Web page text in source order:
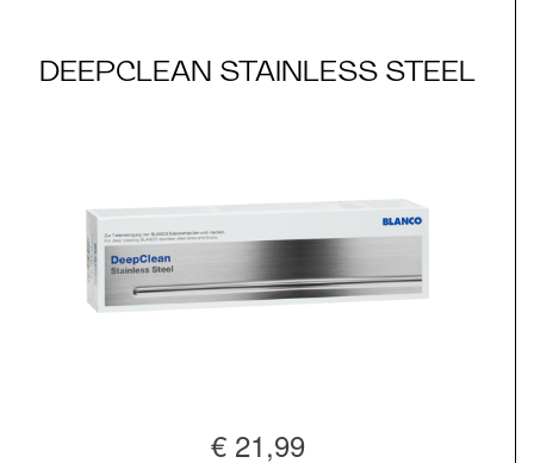
DEEPCLEAN STAINLESS STEEL
€ 21,99